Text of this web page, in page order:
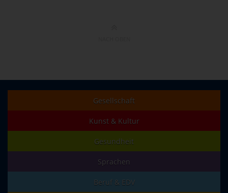
Gesellschaft
Kunst & Kultur
Gesundheit
Sprachen
Beruf & EDV